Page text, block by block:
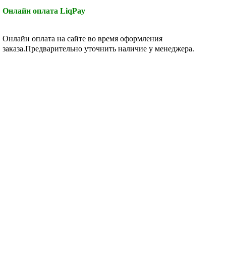
Онлайн оплата LiqPay
Онлайн оплата на сайте во время оформления
заказа.Предварительно уточнить наличие у менеджера.